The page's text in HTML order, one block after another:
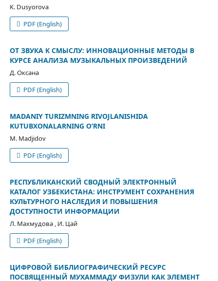
K. Dusyorova
PDF (English)
ОТ ЗВУКА К СМЫСЛУ: ИННОВАЦИОННЫЕ МЕТОДЫ В
КУРСЕ АНАЛИЗА МУЗЫКАЛЬНЫХ ПРОИЗВЕДЕНИЙ
Д. Оксана
PDF (English)
MADANIY TURIZMNING RIVOJLANISHIDA
KUTUBXONALARNING O‘RNI
M. Madjidov
PDF (English)
РЕСПУБЛИКАНСКИЙ СВОДНЫЙ ЭЛЕКТРОННЫЙ
КАТАЛОГ УЗБЕКИСТАНА: ИНСТРУМЕНТ СОХРАНЕНИЯ
КУЛЬТУРНОГО НАСЛЕДИЯ И ПОВЫШЕНИЯ
ДОСТУПНОСТИ ИНФОРМАЦИИ
Л. Махмудова , И. Цай
PDF (English)
ЦИФРОВОЙ БИБЛИОГРАФИЧЕСКИЙ РЕСУРС
ПОСВЯЩЕННЫЙ МУХАММАДУ ФИЗУЛИ КАК ЭЛЕМЕНТ